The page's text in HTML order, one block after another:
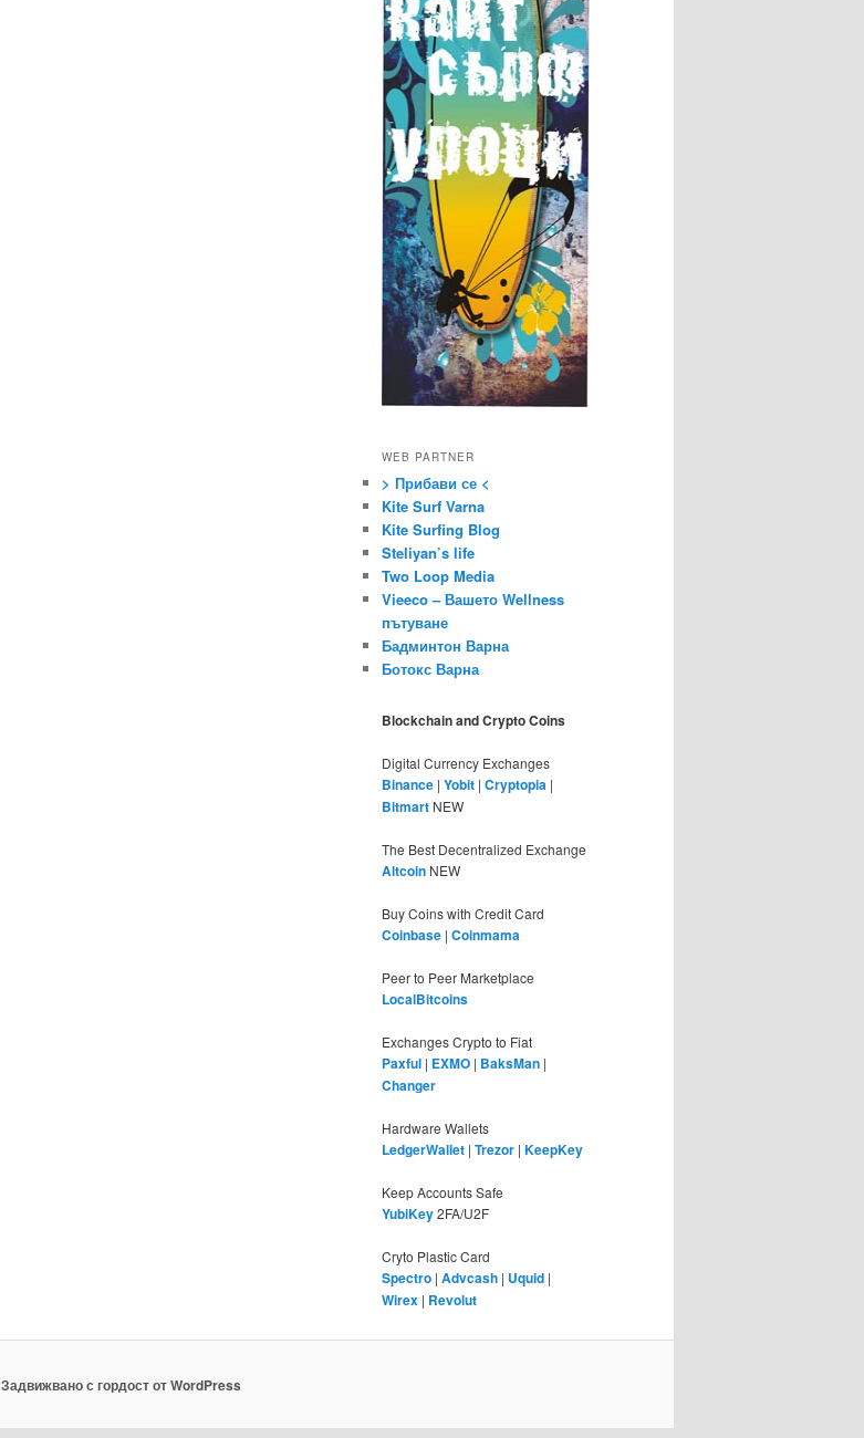
WEB PARTNER
> Прибави се <
Kite Surf Varna
Kite Surfing Blog
Steliyan’s life
Two Loop Media
Vieeco – Вашето Wellness
пътуване
Бадминтон Варна
Ботокс Варна
Blockchain and Crypto Coins
Digital Currency Exchanges
Binance | Yobit | Cryptopia |
Bitmart NEW
The Best Decentralized Exchange
Altcoin NEW
Buy Coins with Credit Card
Coinbase | Coinmama
Peer to Peer Marketplace
LocalBitcoins
Exchanges Crypto to Fiat
Paxful | EXMO | BaksMan |
Changer
Hardware Wallets
LedgerWallet | Trezor | KeepKey
Keep Accounts Safe
YubiKey2FA/U2F
Cryto Plastic Card
Spectro | Advcash | Uquid |
Wirex | Revolut
Задвижвано с гордост от WordPress